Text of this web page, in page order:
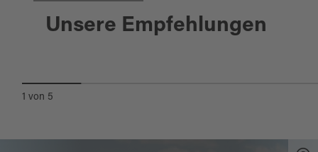
Unsere Empfehlungen
NATURFREUNDEHAUS
1 von 5